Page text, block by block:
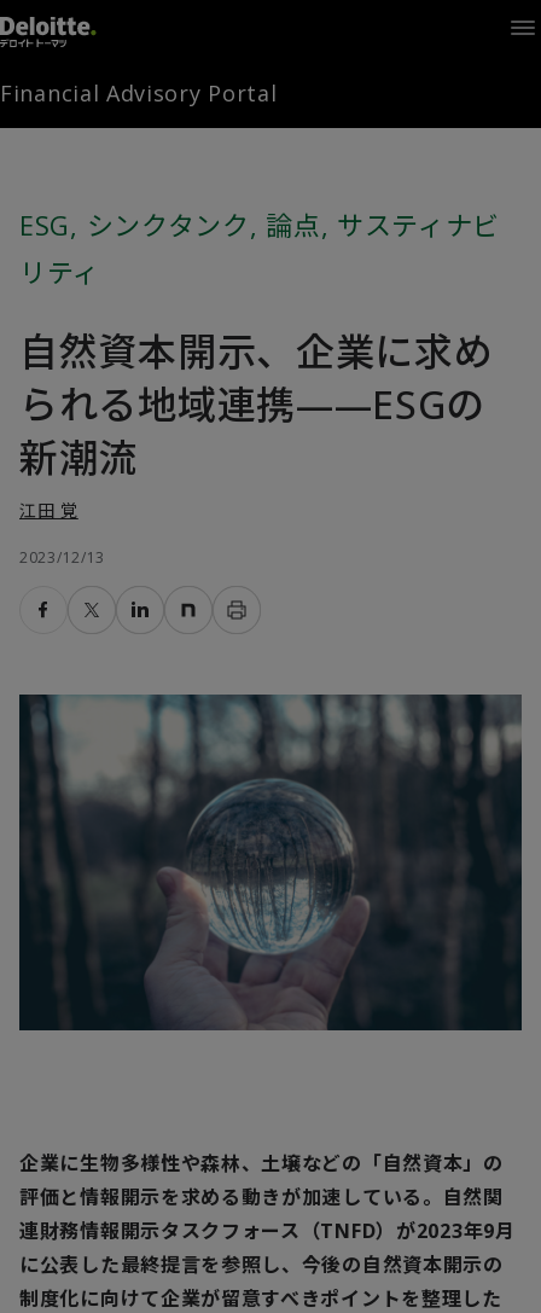
Home
Times
Channel
Library
お問い合わせ
FAMとは
FA Portal
Financial Advisory Portal
ESG, シンクタンク, 論点, サスティナビ
リティ
自然資本開示、企業に求め
られる地域連携——ESGの
新潮流
江田 覚
2023/12/13
企業に生物多様性や森林、土壌などの「自然資本」の
評価と情報開示を求める動きが加速している。自然関
連財務情報開示タスクフォース（TNFD）が2023年9月
に公表した最終提言を参照し、今後の自然資本開示の
制度化に向けて企業が留意すべきポイントを整理した